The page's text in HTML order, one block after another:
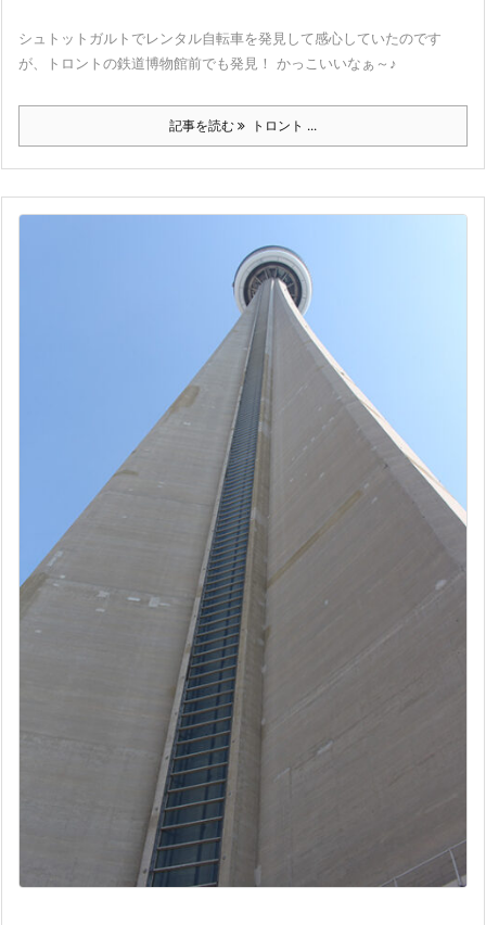
シュトットガルトでレンタル自転車を発見して感心していたのです
が、トロントの鉄道博物館前でも発見！ かっこいいなぁ～♪
記事を読む トロント ...